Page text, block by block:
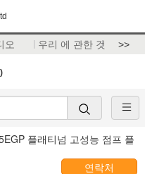
오 우리 에 관한 것 >>
플래티넘 고성능 점프 플
연락처